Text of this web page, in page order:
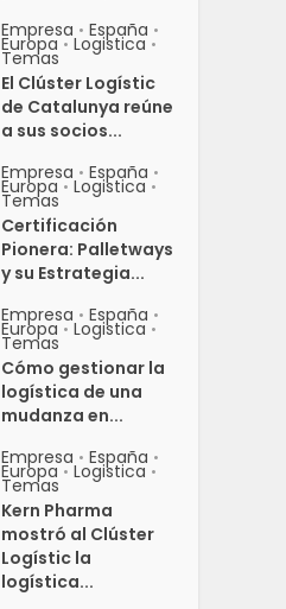
Empresa • España •
Europa • Logistica •
Temas
El Clúster Logístic
de Catalunya reúne
a sus socios...
Empresa • España •
Europa • Logistica •
Temas
Certificación
Pionera: Palletways
y su Estrategia...
Empresa • España •
Europa • Logistica •
Temas
Cómo gestionar la
logística de una
mudanza en...
Empresa • España •
Europa • Logistica •
Temas
Kern Pharma
mostró al Clúster
Logístic la
logística...